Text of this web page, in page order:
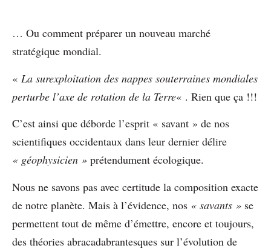
… Ou comment préparer un nouveau marché
stratégique mondial.
« La surexploitation des nappes souterraines mondiales
perturbe l’axe de rotation de la Terre« . Rien que ça !!!
C’est ainsi que déborde l’esprit « savant » de nos
scientifiques occidentaux dans leur dernier délire
« géophysicien » prétendument écologique.
Nous ne savons pas avec certitude la composition exacte
de notre planète. Mais à l’évidence, nos « savants » se
permettent tout de même d’émettre, encore et toujours,
des théories abracadabrantesques sur l’évolution de